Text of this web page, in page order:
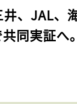
井、JAL、
同実証へ